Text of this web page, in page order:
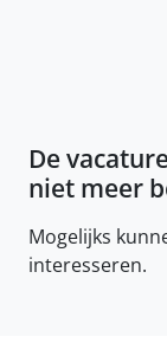
De
niet meer
Mogelijks
interesseren.